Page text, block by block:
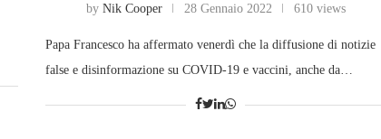
by Nik Cooper 28 Gennaio 2022 610 views
Papa Francesco ha affermato venerdì che la diffusione di notizie
false e disinformazione su COVID-19 e vaccini, anche da…